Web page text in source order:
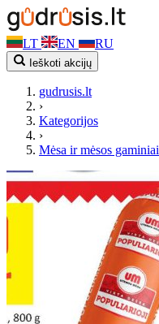
LT EN RU
Ieškoti akcijų
gudrusis.lt
›
Kategorijos
›
Mėsa ir mėsos gaminiai